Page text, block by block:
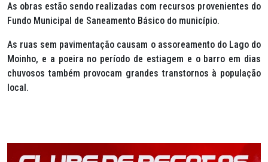
As obras estão sendo realizadas com recursos provenientes do
Fundo Municipal de Saneamento Básico do município.
As ruas sem pavimentação causam o assoreamento do Lago do
Moinho, e a poeira no período de estiagem e o barro em dias
chuvosos também provocam grandes transtornos à população
local.